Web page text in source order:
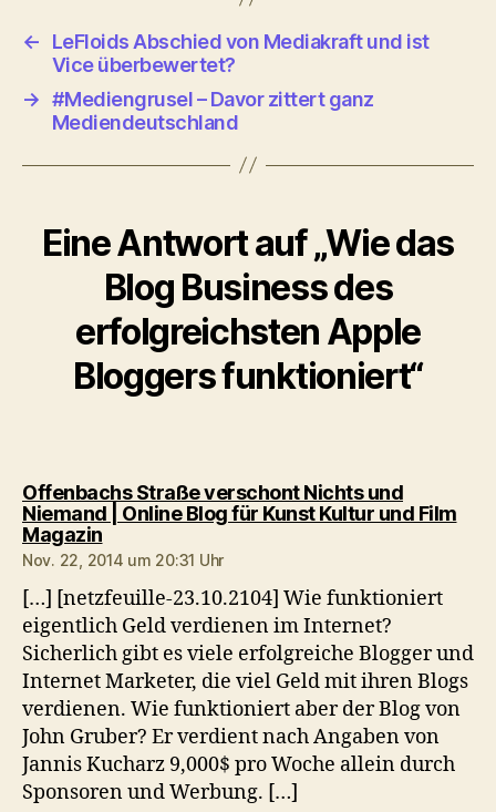
←
LeFloids Abschied von Mediakraft und ist
Vice überbewertet?
→ #Mediengrusel – Davor zittert ganz
Mediendeutschland
Eine Antwort auf „Wie das
Blog Business des
erfolgreichsten Apple
Bloggers funktioniert“
Offenbachs Straße verschont Nichts und
Niemand | Online Blog für Kunst Kultur und Film
Magazinsagt:
Nov. 22, 2014 um 20:31 Uhr
[…] [netzfeuille-23.10.2104] Wie funktioniert
eigentlich Geld verdienen im Internet?
Sicherlich gibt es viele erfolgreiche Blogger und
Internet Marketer, die viel Geld mit ihren Blogs
verdienen. Wie funktioniert aber der Blog von
John Gruber? Er verdient nach Angaben von
Jannis Kucharz 9,000$ pro Woche allein durch
Sponsoren und Werbung. […]